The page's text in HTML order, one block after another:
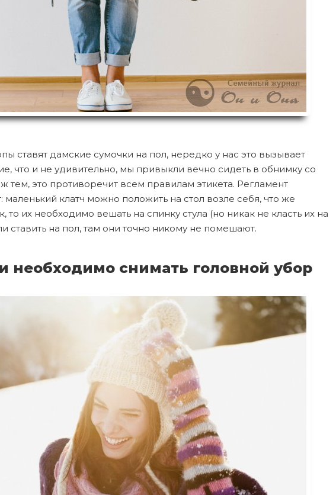
ставят дамские сумочки на пол, нередко у нас это вызывает
что и не удивительно, мы привыкли вечно сидеть в обнимку со
тем, это противоречит всем правилам этикета. Регламент
маленький клатч можно положить на стол возле себя, что же
то их необходимо вешать на спинку стула (но никак не класть их на
ставить на пол, там они точно никому не помешают.
необходимо снимать головной убор